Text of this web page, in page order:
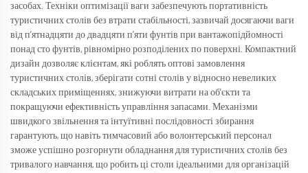
засобах. Техніки оптимізації ваги забезпечують портативність
туристичних столів без втрати стабільності, зазвичай досягаючи ваги
від п’ятнадцяти до двадцяти п’яти фунтів при вантажопідйомності
понад сто фунтів, рівномірно розподілених по поверхні. Компактний
дизайн дозволяє клієнтам, які роблять оптові замовлення
туристичних столів, зберігати сотні столів у відносно невеликих
складських приміщеннях, знижуючи витрати на об'єкти та
покращуючи ефективність управління запасами. Механізми
швидкого звільнення та інтуїтивні послідовності збирання
гарантують, що навіть тимчасовий або волонтерський персонал
зможе успішно розгорнути обладнання для туристичних столів без
тривалого навчання, що робить ці столи ідеальними для організацій